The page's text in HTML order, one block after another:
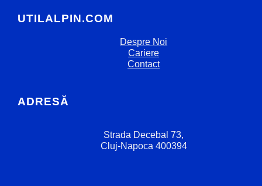
UTILALPIN.COM
Despre Noi
Cariere
Contact
ADRESĂ
Strada Decebal 73,
Cluj-Napoca 400394